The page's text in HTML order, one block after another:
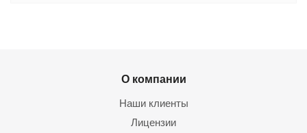
О компании
Наши клиенты
Лицензии